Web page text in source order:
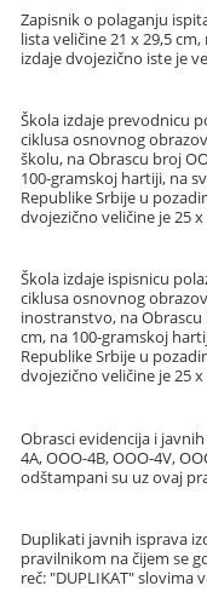
Zapisnik o polaganju
lista veličine 21 x 29,5
izdaje dvojezično iste je
Škola izdaje prevodnicu
ciklusa osnovnog
školu, na Obrascu broj
100-gramskoj hartiji, na
Republike Srbije u
dvojezično veličine je 25 x
Škola izdaje ispisnicu
ciklusa osnovnog
inostranstvo, na Obrascu
cm, na 100-gramskoj
Republike Srbije u
dvojezično veličine je 25 x
Obrasci evidencija i
4A, OOO-4B, OOO-4V,
odštampani su uz ovaj
Duplikati javnih isprava
pravilnikom na čijem se
reč: "DUPLIKAT" slovima